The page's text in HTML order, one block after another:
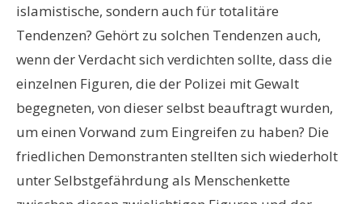
islamistische, sondern auch für totalitäre
Tendenzen? Gehört zu solchen Tendenzen auch,
wenn der Verdacht sich verdichten sollte, dass die
einzelnen Figuren, die der Polizei mit Gewalt
begegneten, von dieser selbst beauftragt wurden,
um einen Vorwand zum Eingreifen zu haben? Die
friedlichen Demonstranten stellten sich wiederholt
unter Selbstgefährdung als Menschenkette